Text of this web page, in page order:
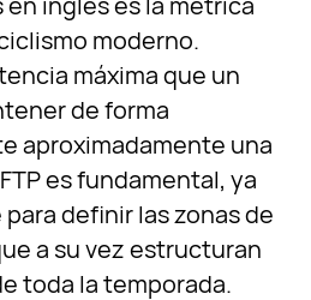
moderno.
máxima que un
de forma
aproximadamente una
es fundamental, ya
definir las zonas de
a su vez estructuran
toda la temporada.